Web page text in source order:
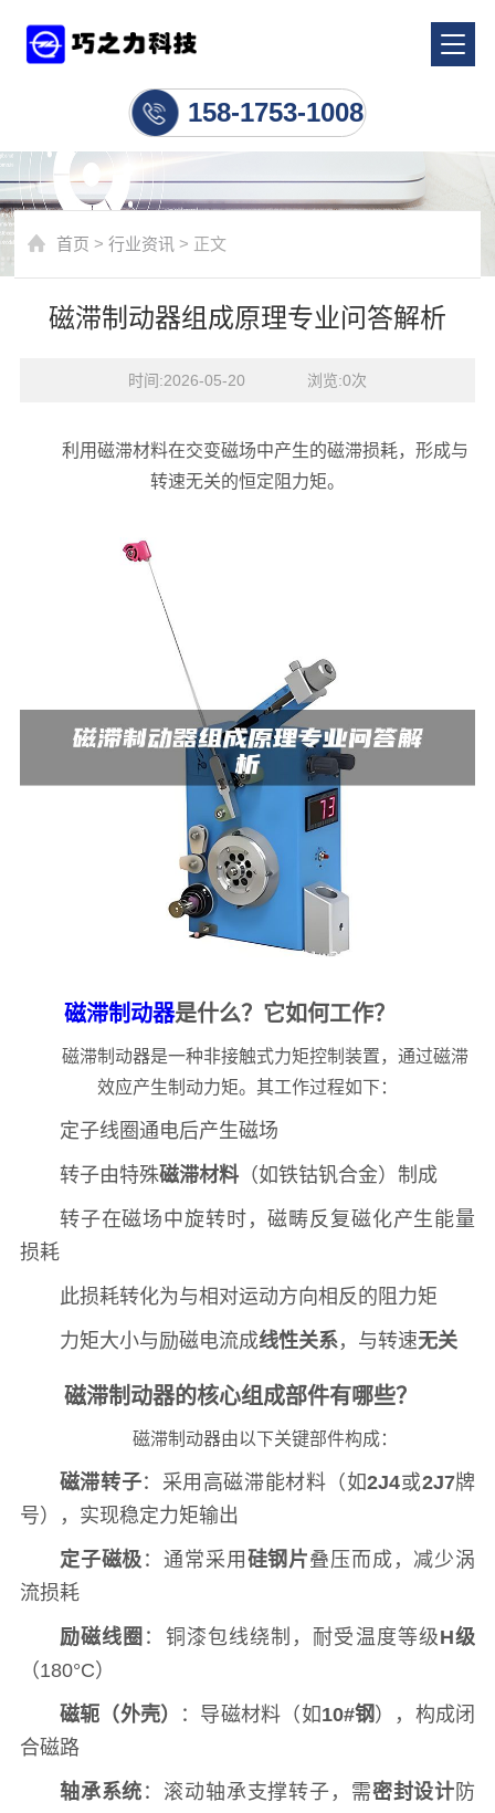
158-1753-1008
首页 >行业资讯 > 正文
磁滞制动器组成原理专业问答解析
时间:2026-05-20    浏览:0次
利用磁滞材料在交变磁场中产生的磁滞损耗，形成与
转速无关的恒定阻力矩。
磁滞制动器是什么？它如何工作？
磁滞制动器是一种非接触式力矩控制装置，通过磁滞
效应产生制动力矩。其工作过程如下：
定子线圈通电后产生磁场
转子由特殊磁滞材料（如铁钴钒合金）制成
转子在磁场中旋转时，磁畴反复磁化产生能量
损耗
此损耗转化为与相对运动方向相反的阻力矩
力矩大小与励磁电流成线性关系，与转速无关
磁滞制动器的核心组成部件有哪些？
磁滞制动器由以下关键部件构成：
磁滞转子：采用高磁滞能材料（如2J4或2J7牌
号），实现稳定力矩输出
定子磁极 ：通常采用 硅钢片叠压而成，减少涡
流损耗
励磁线圈 ：铜漆包线绕制，耐受温度等级H级
（180°C）
磁轭（外壳）
：导磁材料（如10#钢 ），构成闭
合磁路
轴承系统 ：滚动轴承支撑转子，需密封设计 防